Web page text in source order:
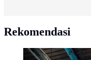
Rekomendasi